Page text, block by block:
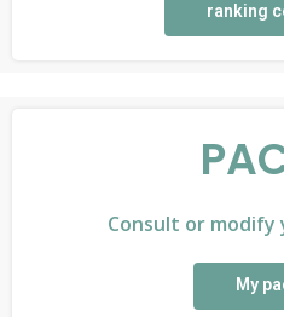
ranking
Consult or modify
My